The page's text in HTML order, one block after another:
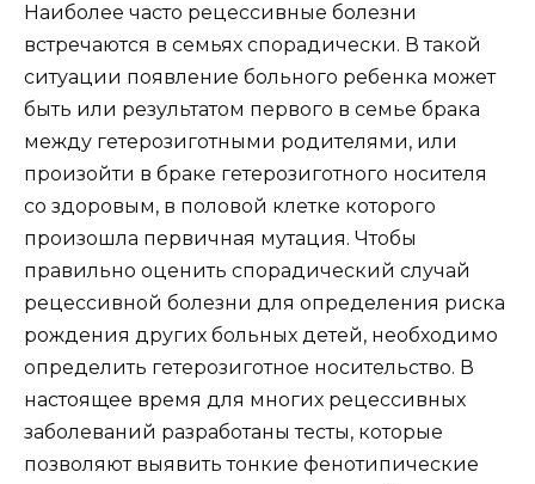
Наиболее часто рецессивные болезни
встречаются в семьях спорадически. В такой
ситуации появление больного ребенка может
быть или результатом первого в семье брака
между гетерозиготными родителями, или
произойти в браке гетерозиготного носителя
со здоровым, в половой клетке которого
произошла первичная мутация. Чтобы
правильно оценить спорадический случай
рецессивной болезни для определения риска
рождения других больных детей, необходимо
определить гетерозиготное носительство. В
настоящее время для многих рецессивных
заболеваний разработаны тесты, которые
позволяют выявить тонкие фенотипические